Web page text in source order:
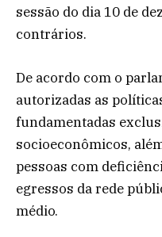
sessão do dia 10 de
contrários.
De acordo com o
autorizadas as
fundamentadas
socioeconômicos,
pessoas com
egressos da rede
médio.